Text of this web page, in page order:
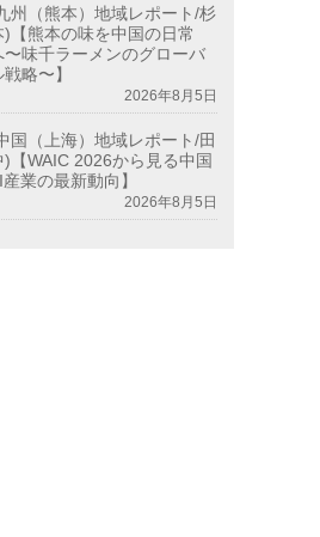
州（熊本）地域レポート/杉
)【熊本の味を中国の日常
〜味千ラーメンのグローバ
戦略〜】
2026年8月5日
国（上海）地域レポート/田
)【WAIC 2026から見る中国
産業の最新動向】
2026年8月5日